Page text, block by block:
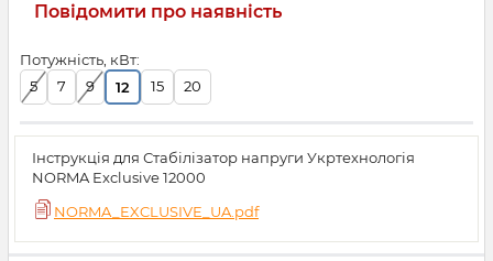
Інструкція для Стабілізатор напруги Укртехнологія
NORMA Exclusive 12000
NORMA_EXCLUSIVE_UA.pdf
Потужність, кВт:
5
7 9 12 15 20
Повідомити про наявність